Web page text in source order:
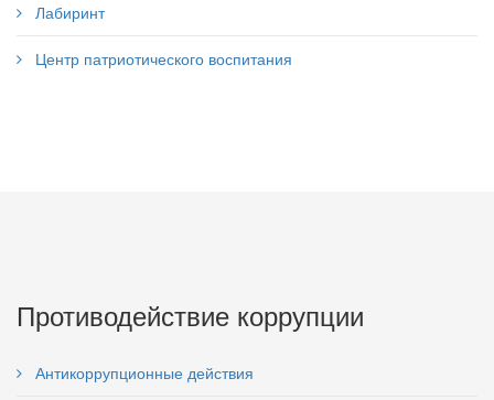
Лабиринт
Центр патриотического воспитания
Противодействие коррупции
Антикоррупционные действия